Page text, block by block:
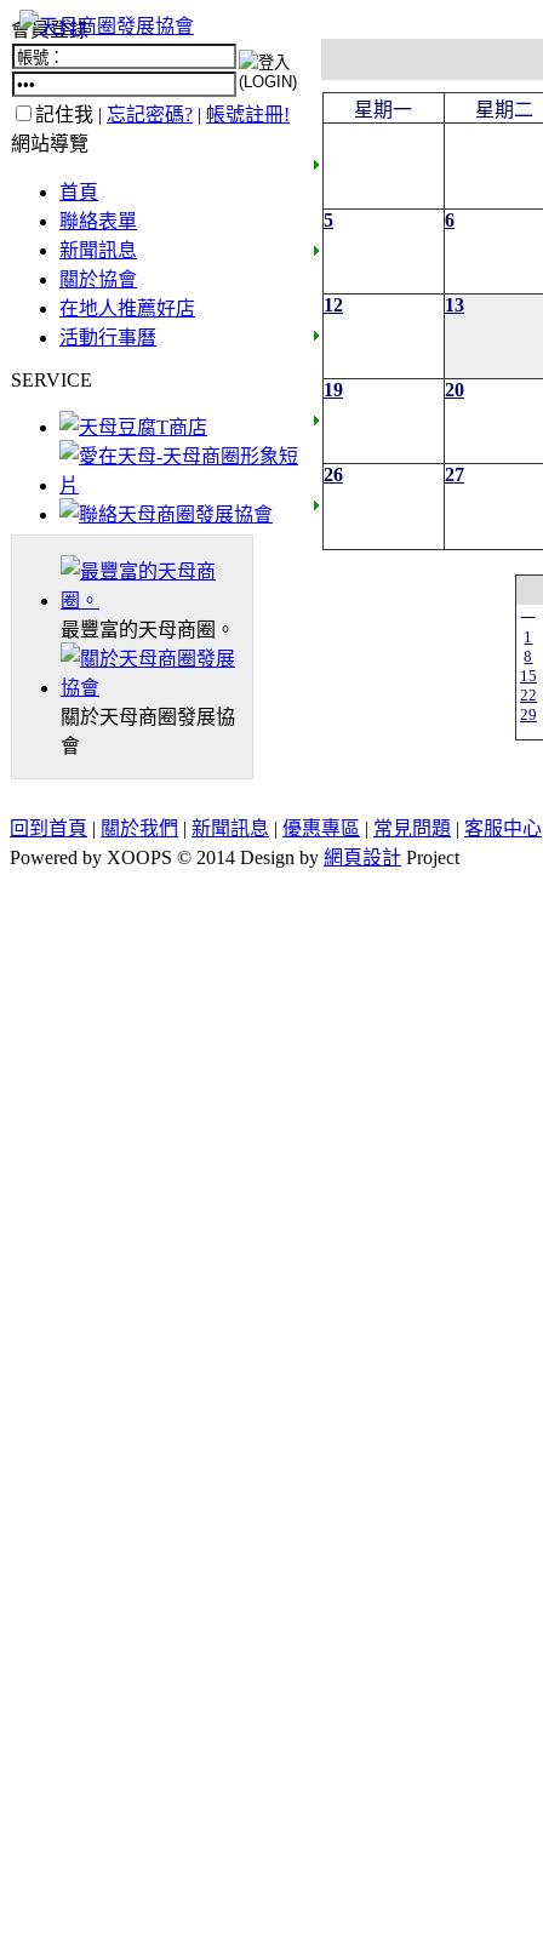
會員登錄
記住我 | 忘記密碼? | 帳號註冊!
網站導覽
首頁
聯絡表單
新聞訊息
關於協會
在地人推薦好店
活動行事曆
SERVICE
最豐富的天母商圈。
關於天母商圈發展協
會
星期一 星期二
5 6
12 13
19 20
26 27
一
1
8
15
22
29
回到首頁 | 關於我們 | 新聞訊息 | 優惠專區 | 常見問題 | 客服中心
Powered by XOOPS © 2014 Design by 網頁設計 Project